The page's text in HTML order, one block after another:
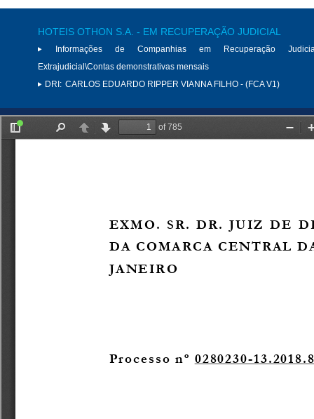
HOTEIS OTHON S.A. - EM RECUPERAÇÃO JUDICIAL
Informações de Companhias em Recuperação
Extrajudicial\Contas demonstrativas mensais
DRI: CARLOS EDUARDO RIPPER VIANNA FILHO - (FCA V1)